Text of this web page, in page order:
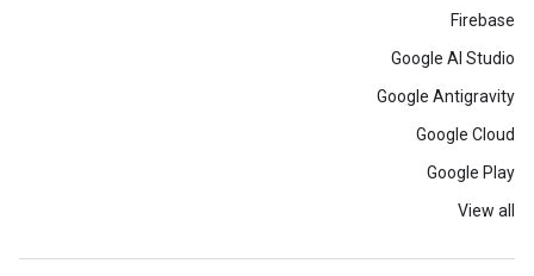
Firebase
Google AI Studio
Google Antigravity
Google Cloud
Google Play
View all